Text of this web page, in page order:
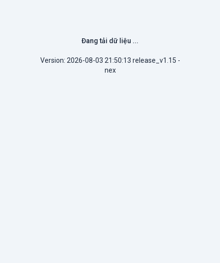
Đang tải dữ liệu ...
Version: 2026-08-03 21:50:13 release_v1.15 -
nex